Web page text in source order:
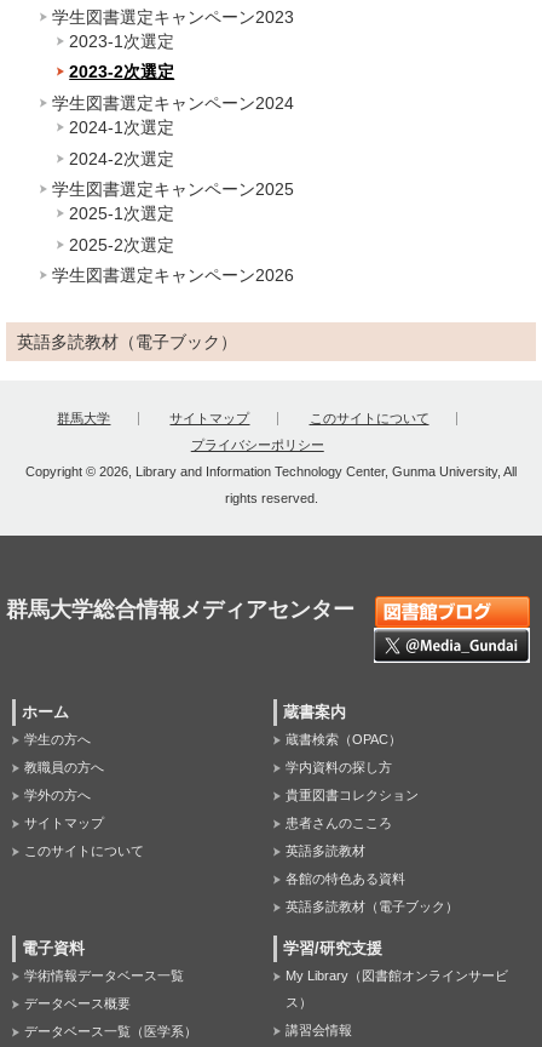
学生図書選定キャンペーン2023
2023-1次選定
2023-2次選定
学生図書選定キャンペーン2024
2024-1次選定
2024-2次選定
学生図書選定キャンペーン2025
2025-1次選定
2025-2次選定
学生図書選定キャンペーン2026
英語多読教材（電子ブック）
群馬大学 サイトマップ
このサイトについて
プライバシーポリシー
Copyright © 2026, Library and Information Technology Center, Gunma University, All
rights reserved.
群馬大学総合情報メディアセンター
ホーム
学生の方へ
教職員の方へ
学外の方へ
サイトマップ
このサイトについて
蔵書案内
蔵書検索（OPAC）
学内資料の探し方
貴重図書コレクション
患者さんのこころ
英語多読教材
各館の特色ある資料
英語多読教材（電子ブック）
電子資料
学術情報データベース一覧
データベース概要
データベース一覧（医学系）
学習/研究支援
My Library（図書館オンラインサービ
ス）
講習会情報